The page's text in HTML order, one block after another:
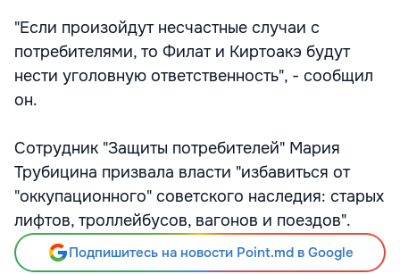
"Если произойдут несчастные случаи с
потребителями, то Филат и Киртоакэ будут
нести уголовную ответственность", - сообщил
он.
Сотрудник "Защиты потребителей" Мария
Трубицина призвала власти "избавиться от
"оккупационного" советского наследия: старых
лифтов, троллейбусов, вагонов и поездов".
Подпишитесь на новости Point.md в Google